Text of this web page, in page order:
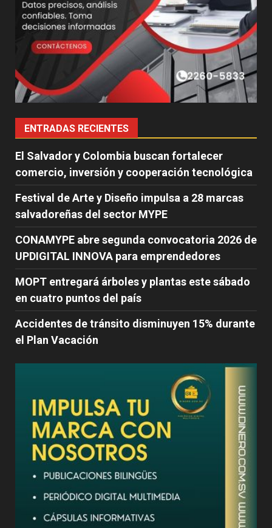
ENTRADAS RECIENTES
El Salvador y Colombia buscan fortalecer
comercio, inversión y cooperación tecnológica
Festival de Arte y Diseño impulsa a 28 marcas
salvadoreñas del sector MYPE
CONAMYPE abre segunda convocatoria 2026 de
UPDIGITAL INNOVA para emprendedores
MOPT entregará árboles y plantas este sábado
en cuatro puntos del país
Accidentes de tránsito disminuyen 15% durante
el Plan Vacación